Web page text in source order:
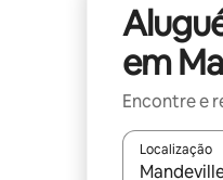
em
Encontre e
Localização
Quando os